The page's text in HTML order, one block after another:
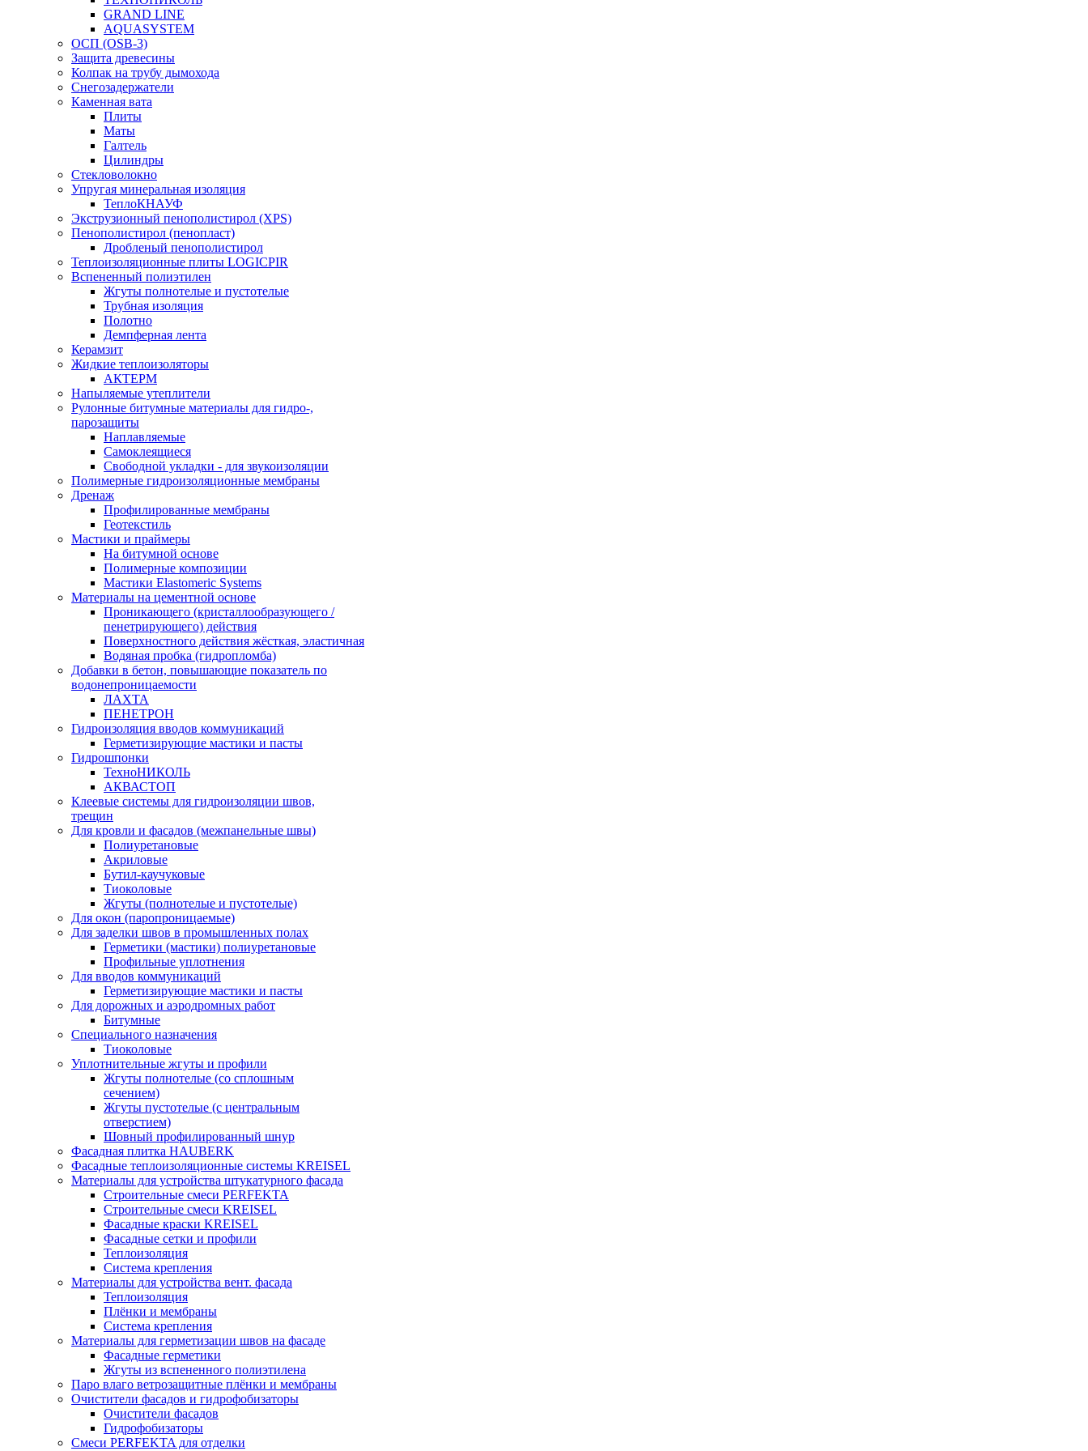
GRAND LINE
AQUASYSTEM
ОСП (OSB-3)
Защита древесины
Колпак на трубу дымохода
Снегозадержатели
Каменная вата
Плиты
Маты
Галтель
Цилиндры
Стекловолокно
Упругая минеральная изоляция
ТеплоКНАУФ
Экструзионный пенополистирол (XPS)
Пенополистирол (пенопласт)
Дробленый пенополистирол
Теплоизоляционные плиты LOGICPIR
Вспененный полиэтилен
Жгуты полнотелые и пустотелые
Трубная изоляция
Полотно
Демпферная лента
Керамзит
Жидкие теплоизоляторы
АКТЕРМ
Напыляемые утеплители
Рулонные битумные материалы для гидро-,
парозащиты
Наплавляемые
Самоклеящиеся
Свободной укладки - для звукоизоляции
Полимерные гидроизоляционные мембраны
Дренаж
Профилированные мембраны
Геотекстиль
Мастики и праймеры
На битумной основе
Полимерные композиции
Мастики Elastomeric Systems
Материалы на цементной основе
Проникающего (кристаллообразующего /
пенетрирующего) действия
Поверхностного действия жёсткая, эластичная
Водяная пробка (гидропломба)
Добавки в бетон, повышающие показатель по
водонепроницаемости
ЛАХТА
ПЕНЕТРОН
Гидроизоляция вводов коммуникаций
Герметизирующие мастики и пасты
Гидрошпонки
ТехноНИКОЛЬ
АКВАСТОП
Клеевые системы для гидроизоляции швов,
трещин
Для кровли и фасадов (межпанельные швы)
Полиуретановые
Акриловые
Бутил-каучуковые
Тиоколовые
Жгуты (полнотелые и пустотелые)
Для окон (паропроницаемые)
Для заделки швов в промышленных полах
Герметики (мастики) полиуретановые
Профильные уплотнения
Для вводов коммуникаций
Герметизирующие мастики и пасты
Для дорожных и аэродромных работ
Битумные
Специального назначения
Тиоколовые
Уплотнительные жгуты и профили
Жгуты полнотелые (со сплошным
сечением)
Жгуты пустотелые (с центральным
отверстием)
Шовный профилированный шнур
Фасадная плитка HAUBERK
Фасадные теплоизоляционные системы KREISEL
Материалы для устройства штукатурного фасада
Строительные смеси PERFEKTA
Строительные смеси KREISEL
Фасадные краски KREISEL
Фасадные сетки и профили
Теплоизоляция
Система крепления
Материалы для устройства вент. фасада
Теплоизоляция
Плёнки и мембраны
Система крепления
Материалы для герметизации швов на фасаде
Фасадные герметики
Жгуты из вспененного полиэтилена
Паро влаго ветрозащитные плёнки и мембраны
Очистители фасадов и гидрофобизаторы
Очистители фасадов
Гидрофобизаторы
Смеси PERFEKTA для отделки